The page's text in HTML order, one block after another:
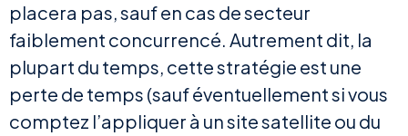
placera pas, sauf en cas de secteur
faiblement concurrencé. Autrement dit, la
plupart du temps, cette stratégie est une
perte de temps (sauf éventuellement si vous
comptez l’appliquer à un site satellite ou du